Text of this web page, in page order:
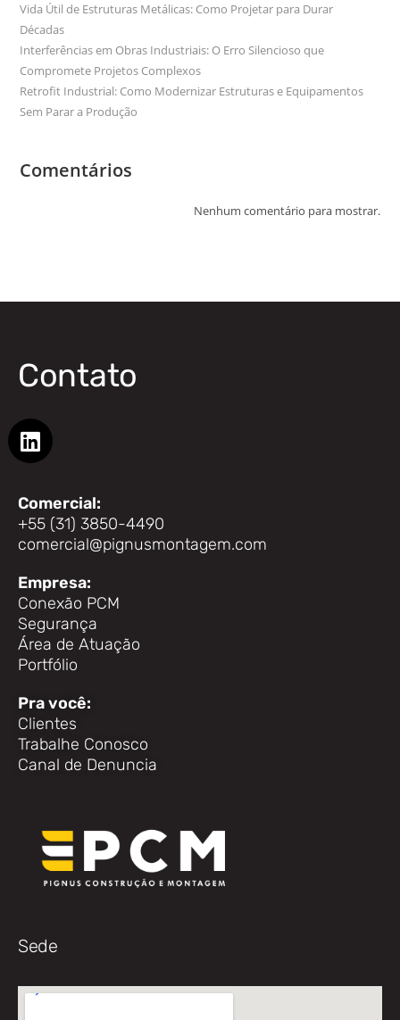
Vida Útil de Estruturas Metálicas: Como Projetar para Durar
Décadas
Interferências em Obras Industriais: O Erro Silencioso que
Compromete Projetos Complexos
Retrofit Industrial: Como Modernizar Estruturas e Equipamentos
Sem Parar a Produção
Comentários
Nenhum comentário para mostrar.
Contato
Comercial:
+55 (31) 3850-4490
comercial@pignusmontagem.com
Empresa:
Conexão PCM
Segurança
Área de Atuação
Portfólio
Pra você:
Clientes
Trabalhe Conosco
Canal de Denuncia
Sede